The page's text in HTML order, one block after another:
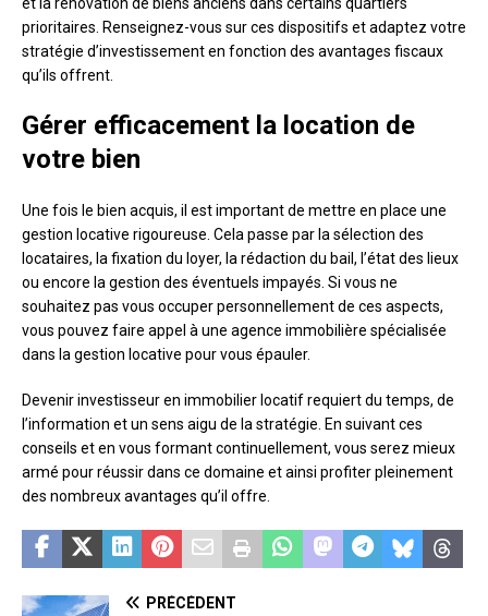
prioritaires. Renseignez-vous sur ces dispositifs et adaptez votre
stratégie d’investissement en fonction des avantages fiscaux
qu’ils offrent.
Gérer efficacement la location de
votre bien
Une fois le bien acquis, il est important de mettre en place une
gestion locative rigoureuse. Cela passe par la sélection des
locataires, la fixation du loyer, la rédaction du bail, l’état des lieux
ou encore la gestion des éventuels impayés. Si vous ne
souhaitez pas vous occuper personnellement de ces aspects,
vous pouvez faire appel à une agence immobilière spécialisée
dans la gestion locative pour vous épauler.
Devenir investisseur en immobilier locatif requiert du temps, de
l’information et un sens aigu de la stratégie. En suivant ces
conseils et en vous formant continuellement, vous serez mieux
armé pour réussir dans ce domaine et ainsi profiter pleinement
des nombreux avantages qu’il offre.
PRÉCÉDENT